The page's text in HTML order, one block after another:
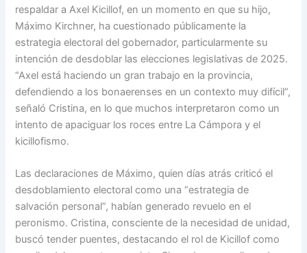
respaldar a Axel Kicillof, en un momento en que su hijo,
Máximo Kirchner, ha cuestionado públicamente la
estrategia electoral del gobernador, particularmente su
intención de desdoblar las elecciones legislativas de 2025.
“Axel está haciendo un gran trabajo en la provincia,
defendiendo a los bonaerenses en un contexto muy difícil”,
señaló Cristina, en lo que muchos interpretaron como un
intento de apaciguar los roces entre La Cámpora y el
kicillofismo.
Las declaraciones de Máximo, quien días atrás criticó el
desdoblamiento electoral como una “estrategia de
salvación personal”, habían generado revuelo en el
peronismo. Cristina, consciente de la necesidad de unidad,
buscó tender puentes, destacando el rol de Kicillof como